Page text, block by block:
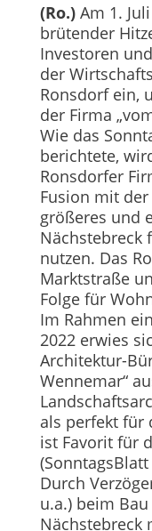
(Ro.)Am 1.
brütender
Investoren
der
Ronsdorf ein,
der Firma
Wie das
berichtete,
Ronsdorfer
Fusion mit der
größeres und
Nächstebreck
nutzen. Das
Marktstraße
Folge für
Im Rahmen
2022 erwies
Architektur-
Wennemar“
als perfekt für
ist Favorit für
Durch
u.a.) beim
Nächs­tebreck